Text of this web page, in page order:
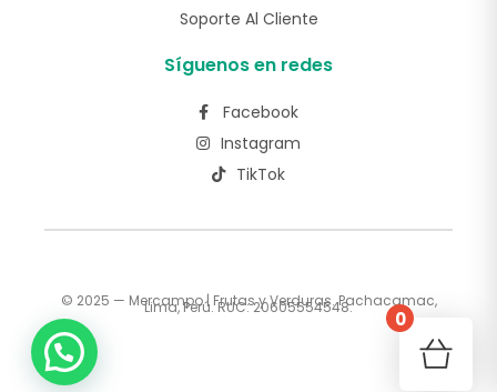
Soporte Al Cliente
Síguenos en redes
Facebook
Instagram
TikTok
© 2025 — Mercampo | Frutas y Verduras. Pachacamac,
Lima, Perú. RUC: 20605554548. 0